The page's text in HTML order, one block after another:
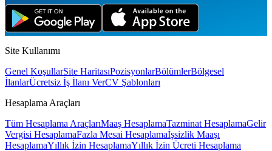
Site Kullanımı
Genel KoşullarSite HaritasıPozisyonlarBölümlerBölgesel
İlanlarÜcretsiz İş İlanı VerCV Şablonları
Hesaplama Araçları
Tüm Hesaplama AraçlarıMaaş HesaplamaTazminat HesaplamaGelir
Vergisi HesaplamaFazla Mesai Hesaplamaİşsizlik Maaşı
HesaplamaYıllık İzin HesaplamaYıllık İzin Ücreti Hesaplama